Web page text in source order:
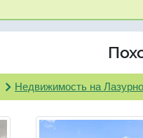
Недвижимость на